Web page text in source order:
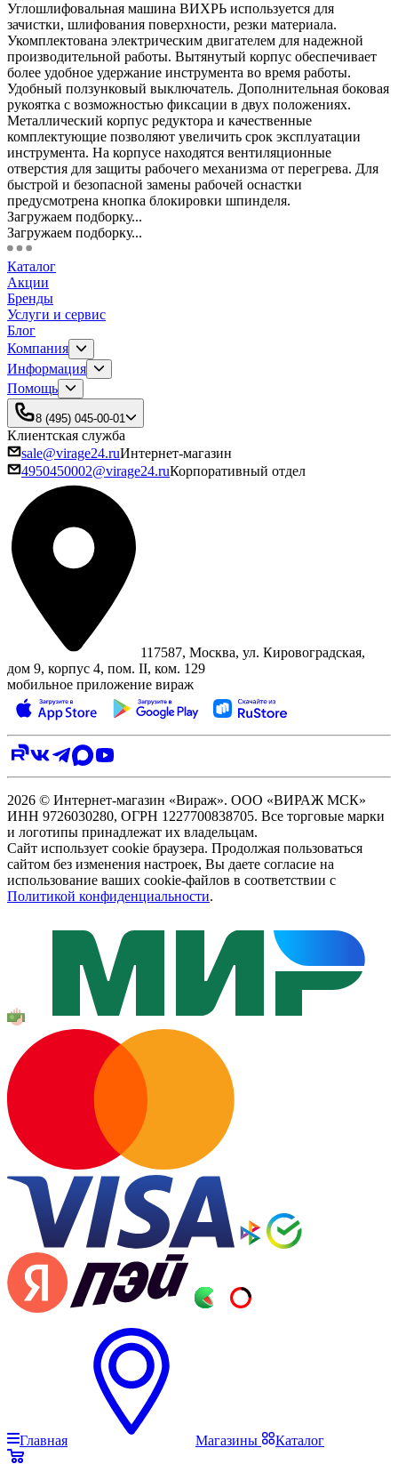
Углошлифовальная машина ВИХРЬ используется для
зачистки, шлифования поверхности, резки материала.
Укомплектована электрическим двигателем для надежной
производительной работы. Вытянутый корпус обеспечивает
более удобное удержание инструмента во время работы.
Удобный ползунковый выключатель. Дополнительная боковая
рукоятка с возможностью фиксации в двух положениях.
Металлический корпус редуктора и качественные
комплектующие позволяют увеличить срок эксплуатации
инструмента. На корпусе находятся вентиляционные
отверстия для защиты рабочего механизма от перегрева. Для
быстрой и безопасной замены рабочей оснастки
предусмотрена кнопка блокировки шпинделя.
Загружаем подборку...
Загружаем подборку...
Каталог
Акции
Бренды
Услуги и сервис
Блог
Компания
Информация
Помощь
8 (495) 045-00-01
Клиентская служба
sale@virage24.ruИнтернет-магазин
4950450002@virage24.ruКорпоративный отдел
117587, Москва, ул. Кировоградская,
дом 9, корпус 4, пом. II, ком. 129
мобильное приложение вираж
2026 © Интернет-магазин «Вираж». ООО «ВИРАЖ МСК»
ИНН 9726030280, ОГРН 1227700838705. Все торговые марки
и логотипы принадлежат их владельцам.
Сайт использует cookie браузера. Продолжая пользоваться
сайтом без изменения настроек, Вы даете согласие на
использование ваших cookie-файлов в соответствии с
Политикой конфиденциальности.
Главная Магазины Каталог